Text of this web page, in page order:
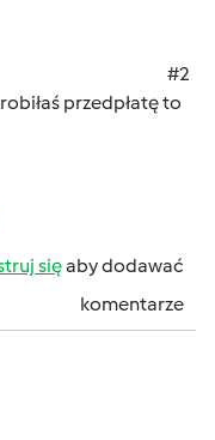
#2
przedpłatę to
sięaby dodawać
komentarze